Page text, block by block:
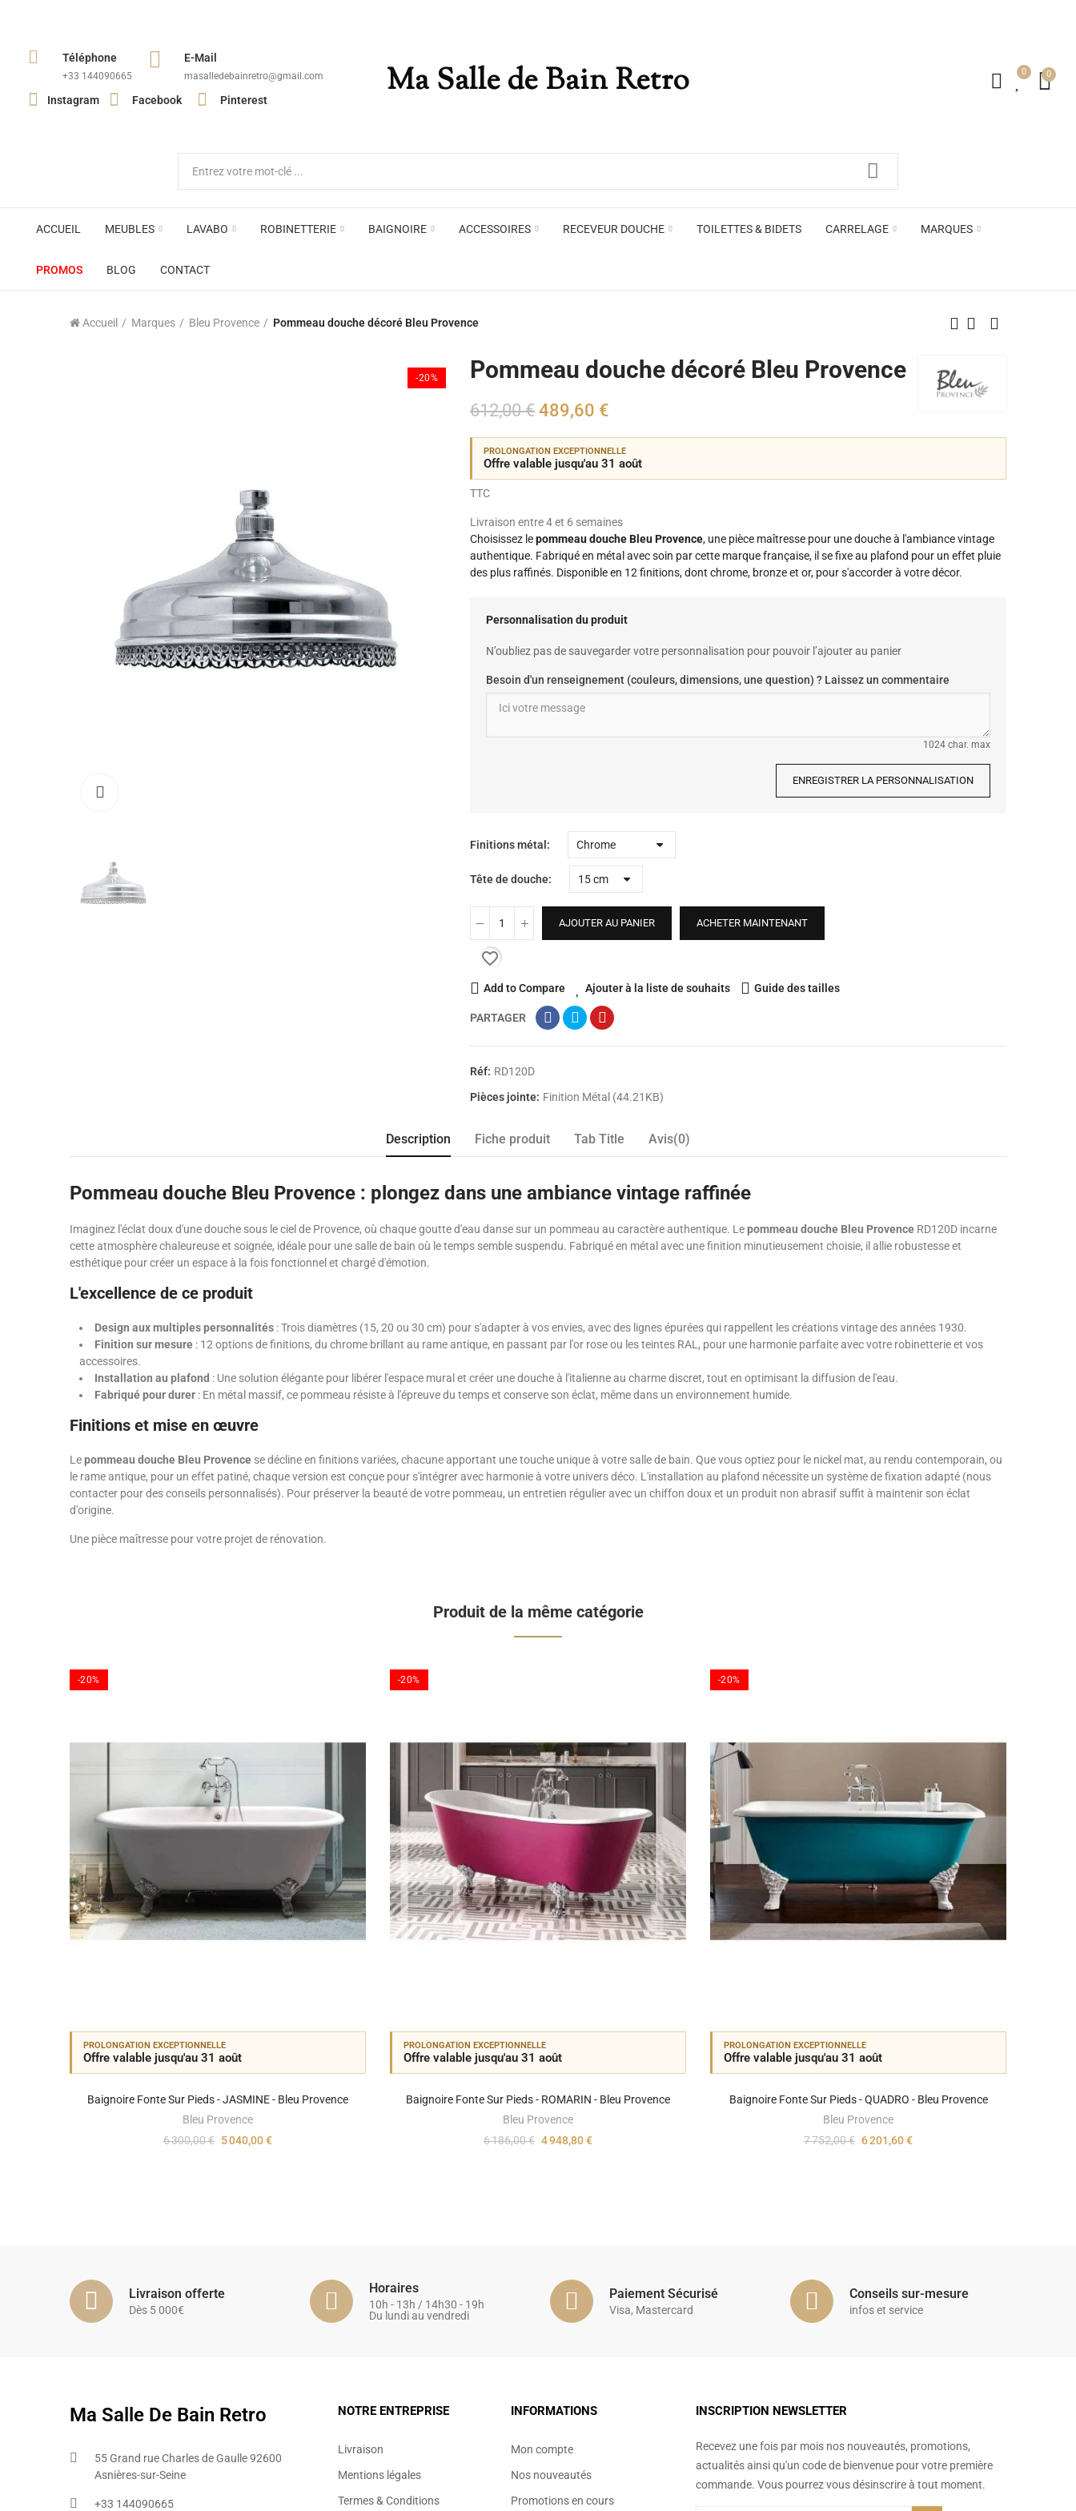
Téléphone
+33 144090665​
E-Mail
masalledebainretro@gmail.com
Instagram Facebook Pinterest Ma Salle de Bain Retro 0 0
ACCUEIL MEUBLES LAVABO ROBINETTERIE BAIGNOIRE ACCESSOIRES RECEVEUR DOUCHE TOILETTES & BIDETS CARRELAGE MARQUES
Plafonniers , spots et pendants
Voir toute la marque →
PROMOS BLOG CONTACT
Appliques murales Miroirs ACB
Accueil Marques Bleu Provence Pommeau douche décoré Bleu Provence
-20% Pommeau douche décoré Bleu Provence
612,00 € 489,60 €
PROLONGATION EXCEPTIONNELLE
Offre valable jusqu'au 31 août
TTC
Livraison entre 4 et 6 semaines
Choisissez lepommeau douche Bleu Provence, une pièce maîtresse pour une douche à l'ambiance vintage
authentique. Fabriqué en métal avec soin par cette marque française, il se fixe au plafond pour un effet pluie
des plus raffinés. Disponible en 12 finitions, dont chrome, bronze et or, pour s'accorder à votre décor.
Personnalisation du produit
N’oubliez pas de sauvegarder votre personnalisation pour pouvoir l’ajouter au panier
Besoin d'un renseignement (couleurs, dimensions, une question) ? Laissez un commentaire
1024 char. max
ENREGISTRER LA PERSONNALISATION
Finitions métal
Tête de douche
AJOUTER AU PANIER ACHETER MAINTENANT
favorite_border
Add to Compare Ajouter à la liste de souhaits Guide des tailles
PARTAGER
Réf: RD120D
Pièces jointe: Finition Métal (44.21KB)
Description Fiche produit Tab Title Avis(0)
Pommeau douche Bleu Provence : plongez dans une ambiance vintage raffinée
Imaginez l'éclat doux d'une douche sous le ciel de Provence, où chaque goutte d'eau danse sur un pommeau au caractère authentique. Lepommeau douche Bleu Provence RD120D incarne
cette atmosphère chaleureuse et soignée, idéale pour une salle de bain où le temps semble suspendu. Fabriqué en métal avec une finition minutieusement choisie, il allie robustesse et
esthétique pour créer un espace à la fois fonctionnel et chargé d'émotion.
L'excellence de ce produit
Design aux multiples personnalités : Trois diamètres (15, 20 ou 30 cm) pour s'adapter à vos envies, avec des lignes épurées qui rappellent les créations vintage des années 1930.
Finition sur mesure : 12 options de finitions, du chrome brillant au rame antique, en passant par l'or rose ou les teintes RAL, pour une harmonie parfaite avec votre robinetterie et vos
accessoires.
Installation au plafond : Une solution élégante pour libérer l'espace mural et créer une douche à l'italienne au charme discret, tout en optimisant la diffusion de l'eau.
Fabriqué pour durer : En métal massif, ce pommeau résiste à l'épreuve du temps et conserve son éclat, même dans un environnement humide.
Finitions et mise en œuvre
Lepommeau douche Bleu Provence se décline en finitions variées, chacune apportant une touche unique à votre salle de bain. Que vous optiez pour le nickel mat, au rendu contemporain, ou
le rame antique, pour un effet patiné, chaque version est conçue pour s'intégrer avec harmonie à votre univers déco. L'installation au plafond nécessite un système de fixation adapté (nous
contacter pour des conseils personnalisés). Pour préserver la beauté de votre pommeau, un entretien régulier avec un chiffon doux et un produit non abrasif suffit à maintenir son éclat
d'origine.
Une pièce maîtresse pour votre projet de rénovation.
Produit de la même catégorie
-20%
PROLONGATION EXCEPTIONNELLE
Offre valable jusqu'au 31 août
Baignoire Fonte Sur Pieds - JASMINE - Bleu Provence
Bleu Provence
6 300,00 € 5 040,00 €
-20%
PROLONGATION EXCEPTIONNELLE
Offre valable jusqu'au 31 août
Baignoire Fonte Sur Pieds - ROMARIN - Bleu Provence
Bleu Provence
6 186,00 € 4 948,80 €
-20%
PROLONGATION EXCEPTIONNELLE
Offre valable jusqu'au 31 août
Baignoire Fonte Sur Pieds - QUADRO - Bleu Provence
Bleu Provence
7 752,00 € 6 201,60 €
Livraison offerte
Dès 5 000€
Horaires
10h - 13h / 14h30 - 19h
Du lundi au vendredi
Paiement Sécurisé
Visa, Mastercard
Conseils sur-mesure
infos et service
Ma Salle De Bain Retro
55 Grand rue Charles de Gaulle 92600
Asnières-sur-Seine
+33 144090665​
NOTRE ENTREPRISE
Livraison
Mentions légales
Termes & Conditions
INFORMATIONS
Mon compte
Nos nouveautés
Promotions en cours
INSCRIPTION NEWSLETTER
Recevez une fois par mois nos nouveautés, promotions,
actualités ainsi qu'un code de bienvenue pour votre première
commande. Vous pourrez vous désinscrire à tout moment.